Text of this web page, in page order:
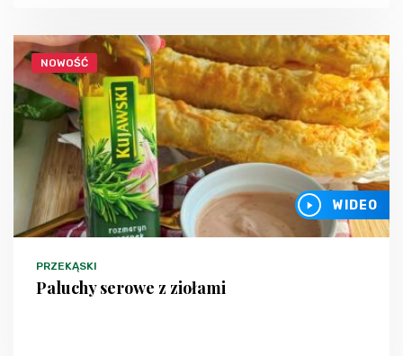
NOWOŚĆ
WIDEO
PRZEKĄSKI
Paluchy serowe z ziołami